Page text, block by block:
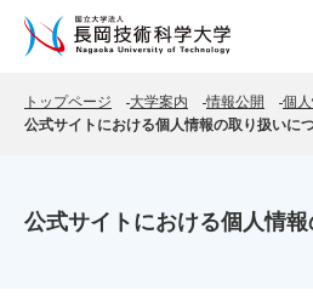
トップページ 大学案内 情報公開
個
公式サイトにおける個人情報の取り扱いに
公式サイトにおける個人情